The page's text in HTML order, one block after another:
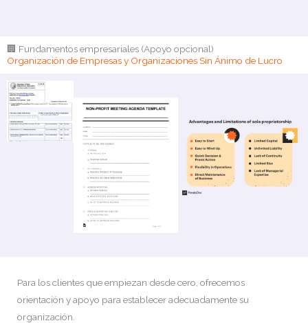
🏢 Fundamentos empresariales (Apoyo opcional)
Organización de Empresas y Organizaciones Sin Ánimo de Lucro
Para los clientes que empiezan desde cero, ofrecemos
orientación y apoyo para establecer adecuadamente su
organización.